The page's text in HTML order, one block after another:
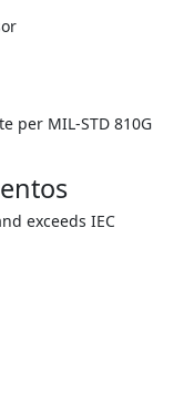
per MIL-STD 810G
exceeds IEC